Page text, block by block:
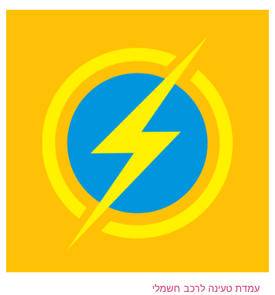
עמדת טעינה לרכב חשמלי